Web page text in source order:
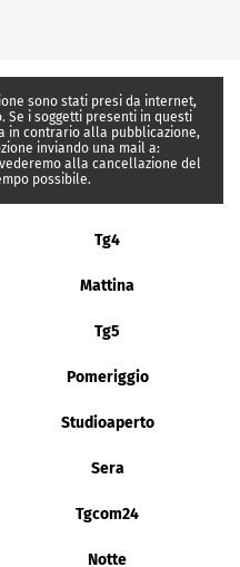
sono stati presi da internet,
i soggetti presenti in questi
in contrario alla pubblicazione,
inviando una mail a:
alla cancellazione del
possibile.
Tg4
Mattina
Tg5
Pomeriggio
Studioaperto
Sera
Tgcom24
Notte